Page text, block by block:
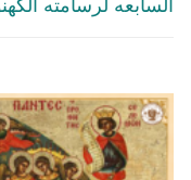
السابعه لرسامته